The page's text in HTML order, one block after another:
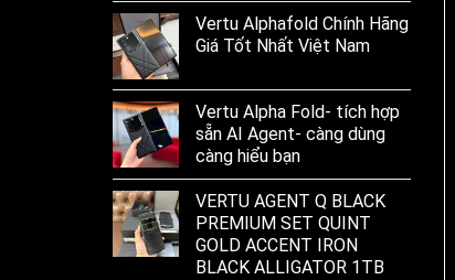
Vertu Alphafold Chính Hãng
Giá Tốt Nhất Việt Nam
Vertu Alpha Fold- tích hợp
sẵn AI Agent- càng dùng
càng hiểu bạn
VERTU AGENT Q BLACK
PREMIUM SET QUINT
GOLD ACCENT IRON
BLACK ALLIGATOR 1TB